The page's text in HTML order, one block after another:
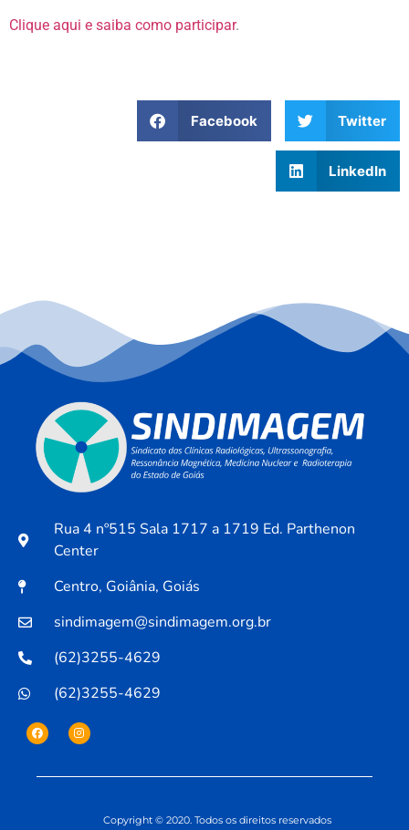
Clique aqui e saiba como participar.
Facebook Twitter
LinkedIn
Rua 4 nº515 Sala 1717 a 1719 Ed. Parthenon
Center
Centro, Goiânia, Goiás
sindimagem@sindimagem.org.br
(62)3255-4629
(62)3255-4629
Copyright © 2020. Todos os direitos reservados